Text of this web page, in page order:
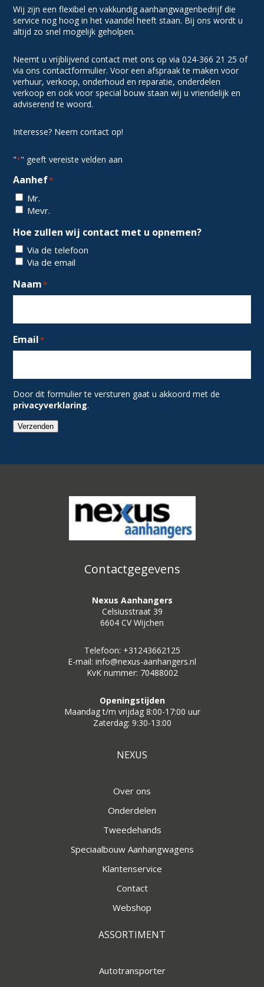
Wij zijn een flexibel en vakkundig aanhangwagenbedrijf die
service nog hoog in het vaandel heeft staan. Bij ons wordt u
altijd zo snel mogelijk geholpen.
Neemt u vrijblijvend contact met ons op via 024-366 21 25 of
via ons contactformulier. Voor een afspraak te maken voor
verhuur, verkoop, onderhoud en reparatie, onderdelen
verkoop en ook voor special bouw staan wij u vriendelijk en
adviserend te woord.
Interesse? Neem contact op!
"*" geeft vereiste velden aan
Aanhef*
Mr.
Mevr.
Hoe zullen wij contact met u opnemen?
Via de telefoon
Via de email
Naam*
Email*
Door dit formulier te versturen gaat u akkoord met de
privacyverklaring.
Verzenden
Contactgegevens
Nexus Aanhangers
Celsiusstraat 39
6604 CV Wijchen
Telefoon: +31243662125
E-mail: info@nexus-aanhangers.nl
KvK nummer: 70488002
Openingstijden
Maandag t/m vrijdag 8:00-17:00 uur
Zaterdag: 9:30-13:00
NEXUS
Over ons
Onderdelen
Tweedehands
Speciaalbouw Aanhangwagens
Klantenservice
Contact
Webshop
ASSORTIMENT
Autotransporter